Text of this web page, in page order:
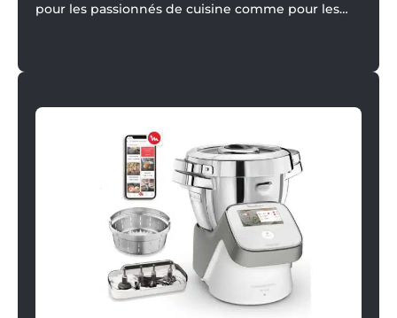
pour les passionnés de cuisine comme pour les